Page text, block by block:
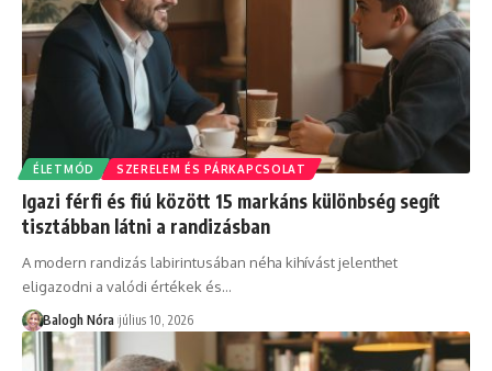
ÉLETMÓD SZERELEM ÉS PÁRKAPCSOLAT
Igazi férfi és fiú között 15 markáns különbség segít
tisztábban látni a randizásban
A modern randizás labirintusában néha kihívást jelenthet
eligazodni a valódi értékek és…
Balogh Nóra július 10, 2026